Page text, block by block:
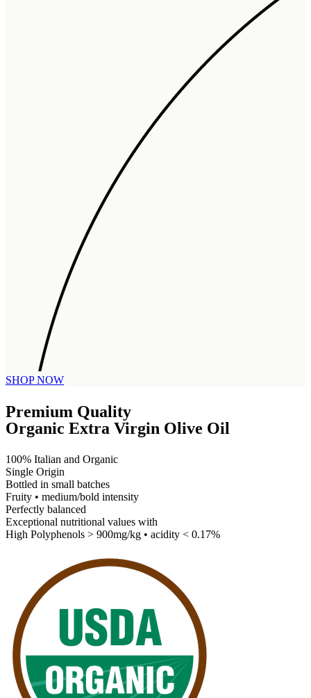
SHOP NOW
Premium Quality
Organic Extra Virgin Olive Oil
100% Italian and Organic
Single Origin
Bottled in small batches
Fruity • medium/bold intensity
Perfectly balanced
Exceptional nutritional values with
High Polyphenols > 900mg/kg • acidity < 0.17%